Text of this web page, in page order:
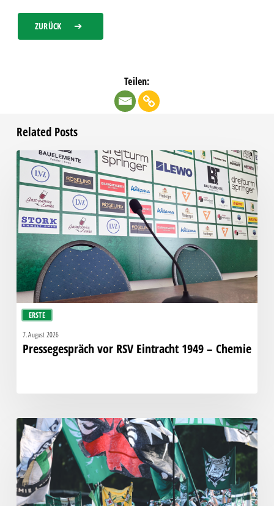
ZURÜCK
Teilen:
Related Posts
ERSTE
Pressegespräch
vor
RSV
Eintracht
1949
–
Chemie
7. August 2026
Pressegespräch vor RSV Eintracht 1949 – Chemie
Faninfo
zum
Auswärtsspiel
beim
RSV
Eintracht